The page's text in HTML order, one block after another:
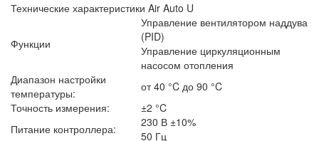
Технические характеристики Air Auto U
Функции
Управление вентилятором наддува
(PID)
Управление циркуляционным
насосом отопления
Диапазон настройки
температуры:
от 40 °C до 90 °C
Точность измерения:
±2 °C
Питание контроллера:
230 В ±10%
50 Гц